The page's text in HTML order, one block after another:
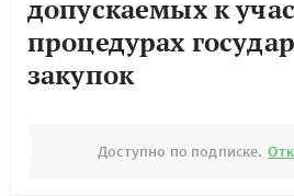
допускаемых к
процедурах
закупок
Доступно по подписке.